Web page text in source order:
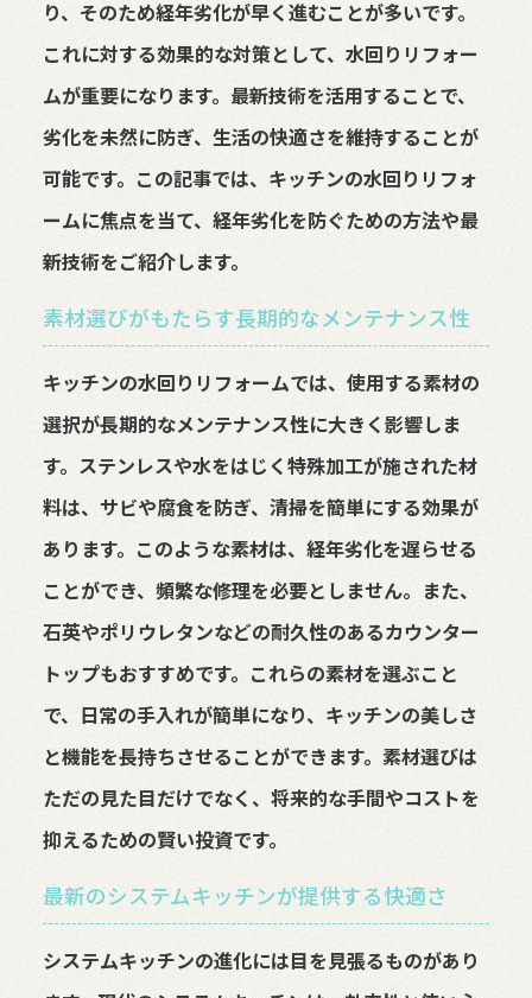
り、そのため経年劣化が早く進むことが多いです。
これに対する効果的な対策として、水回りリフォー
ムが重要になります。最新技術を活用することで、
劣化を未然に防ぎ、生活の快適さを維持することが
可能です。この記事では、キッチンの水回りリフォ
ームに焦点を当て、経年劣化を防ぐための方法や最
新技術をご紹介します。
素材選びがもたらす長期的なメンテナンス性
キッチンの水回りリフォームでは、使用する素材の
選択が長期的なメンテナンス性に大きく影響しま
す。ステンレスや水をはじく特殊加工が施された材
料は、サビや腐食を防ぎ、清掃を簡単にする効果が
あります。このような素材は、経年劣化を遅らせる
ことができ、頻繁な修理を必要としません。また、
石英やポリウレタンなどの耐久性のあるカウンター
トップもおすすめです。これらの素材を選ぶこと
で、日常の手入れが簡単になり、キッチンの美しさ
と機能を長持ちさせることができます。素材選びは
ただの見た目だけでなく、将来的な手間やコストを
抑えるための賢い投資です。
最新のシステムキッチンが提供する快適さ
システムキッチンの進化には目を見張るものがあり